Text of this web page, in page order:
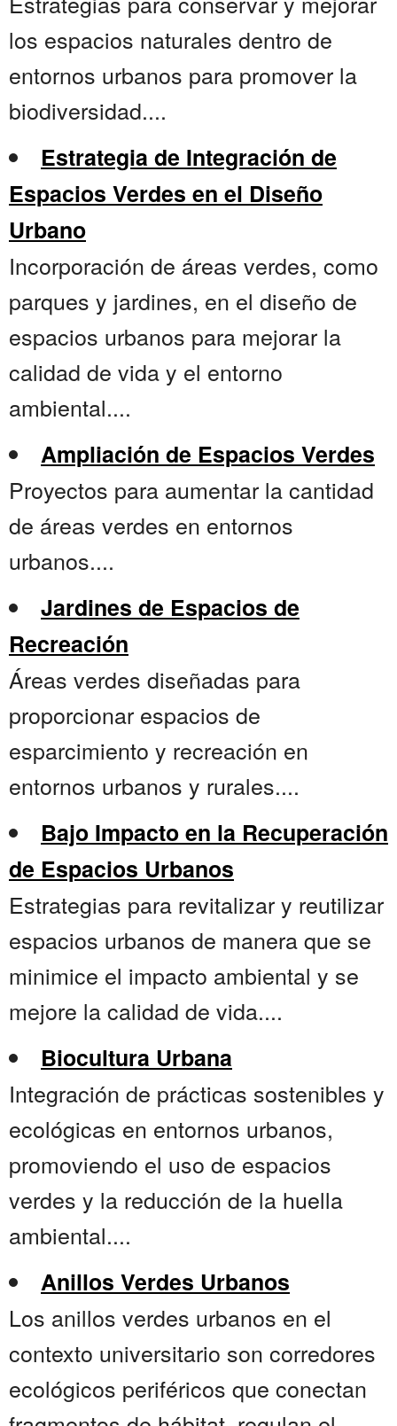
los espacios naturales dentro de
entornos urbanos para promover la
biodiversidad....
Estrategia de Integración de
Espacios Verdes en el Diseño
Urbano
Incorporación de áreas verdes, como
parques y jardines, en el diseño de
espacios urbanos para mejorar la
calidad de vida y el entorno
ambiental....
Ampliación de Espacios Verdes
Proyectos para aumentar la cantidad
de áreas verdes en entornos
urbanos....
Jardines de Espacios de
Recreación
Áreas verdes diseñadas para
proporcionar espacios de
esparcimiento y recreación en
entornos urbanos y rurales....
Bajo Impacto en la Recuperación
de Espacios Urbanos
Estrategias para revitalizar y reutilizar
espacios urbanos de manera que se
minimice el impacto ambiental y se
mejore la calidad de vida....
Biocultura Urbana
Integración de prácticas sostenibles y
ecológicas en entornos urbanos,
promoviendo el uso de espacios
verdes y la reducción de la huella
ambiental....
Anillos Verdes Urbanos
Los anillos verdes urbanos en el
contexto universitario son corredores
ecológicos periféricos que conectan